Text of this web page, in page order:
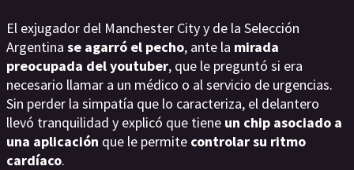
El exjugador del Manchester City y de la Selección
Argentina se agarró el pecho, ante la mirada
preocupada del youtuber, que le preguntó si era
necesario llamar a un médico o al servicio de urgencias.
Sin perder la simpatía que lo caracteriza, el delantero
llevó tranquilidad y explicó que tiene un chip asociado a
una aplicación que le permite controlar su ritmo
cardíaco.